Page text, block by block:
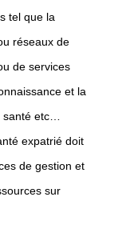
tel que la
réseaux de
de services
et la
santé etc…
expatrié doit
de gestion et
sur